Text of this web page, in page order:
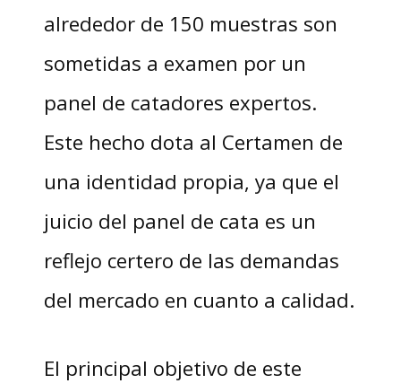
alrededor de 150 muestras son
sometidas a examen por un
panel de catadores expertos.
Este hecho dota al Certamen de
una identidad propia, ya que el
juicio del panel de cata es un
reflejo certero de las demandas
del mercado en cuanto a calidad.
El principal objetivo de este